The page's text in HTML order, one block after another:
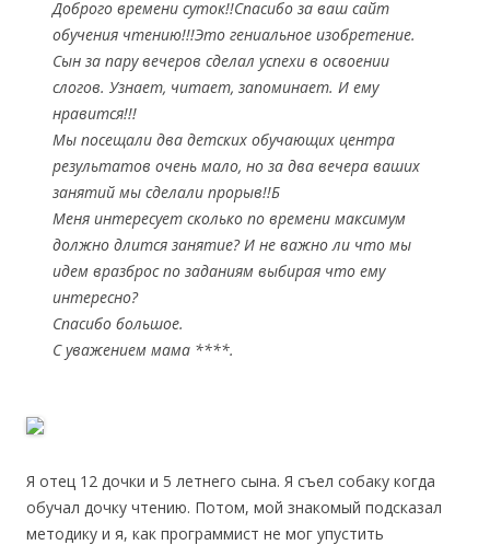
Доброго времени суток!!Спасибо за ваш сайт
обучения чтению!!!Это гениальное изобретение.
Сын за пару вечеров сделал успехи в освоении
слогов. Узнает, читает, запоминает. И ему
нравится!!!
Мы посещали два детских обучающих центра
результатов очень мало, но за два вечера ваших
занятий мы сделали прорыв!!Б
Меня интересует сколько по времени максимум
должно длится занятие? И не важно ли что мы
идем вразброс по заданиям выбирая что ему
интересно?
Спасибо большое.
С уважением мама ****.
Я отец 12 дочки и 5 летнего сына. Я съел собаку когда
обучал дочку чтению. Потом, мой знакомый подсказал
методику и я, как программист не мог упустить